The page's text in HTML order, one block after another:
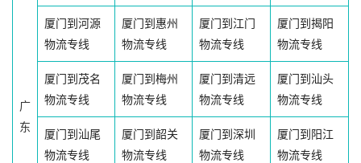
广
东
厦门到河源
物流专线
厦门到惠州
物流专线
厦门到江门
物流专线
厦门到揭阳
物流专线
厦门到茂名
物流专线
厦门到梅州
物流专线
厦门到清远
物流专线
厦门到汕头
物流专线
厦门到汕尾
物流专线
厦门到韶关
物流专线
厦门到深圳
物流专线
厦门到阳江
物流专线